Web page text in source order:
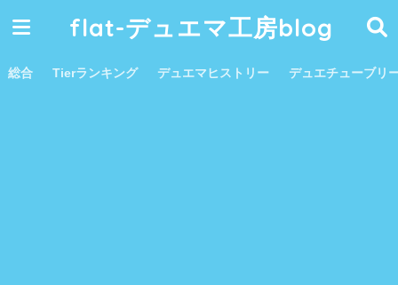
flat-デュエマ工房blog
総合 Tierランキング デュエマヒストリー デュエチューブリ